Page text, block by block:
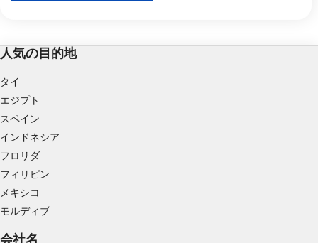
人気の目的地
タイ
エジプト
スペイン
インドネシア
フロリダ
フィリピン
メキシコ
モルディブ
会社名
広告の選択のために制限付きデータを利用する
パーソナライズ広告のためにプロファイルを作
パーソナライズ広告の選択のためにプロファイ
ルを利用する
コンテンツをパーソナライズするためにプロフ